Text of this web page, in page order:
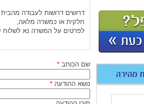
דרושים דרושות לעבודה
חלקית או כמשרה מלאה,
לפרטים על המשרה נא לשלוח קורות
שם הכותב *
נושא ההודעה *